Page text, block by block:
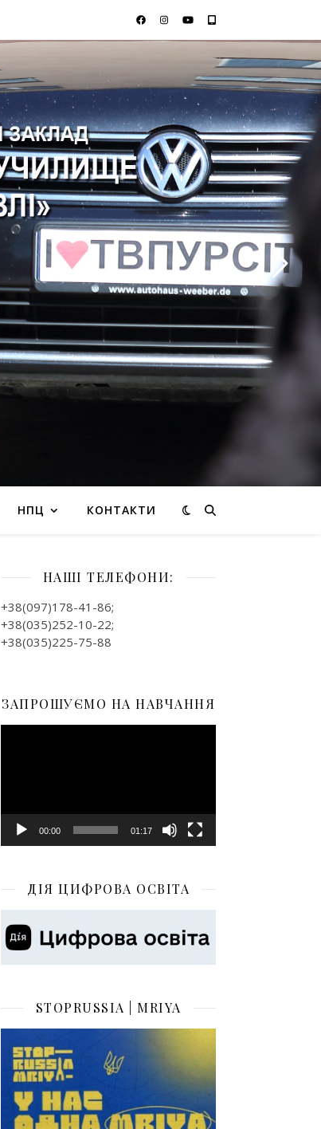
НПЦ КОНТАКТИ
НАШІ ТЕЛЕФОНИ:
+38(097)178-41-86;
+38(035)252-10-22;
+38(035)225-75-88
ЗАПРОШУЄМО НА НАВЧАННЯ
00:00 01:17
ДІЯ ЦИФРОВА ОСВІТА
STOPRUSSIA | MRIYA